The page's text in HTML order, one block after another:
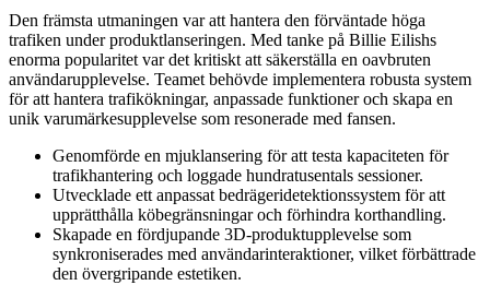
Den främsta utmaningen var att hantera den förväntade höga
trafiken under produktlanseringen. Med tanke på Billie Eilishs
enorma popularitet var det kritiskt att säkerställa en oavbruten
användarupplevelse. Teamet behövde implementera robusta system
för att hantera trafikökningar, anpassade funktioner och skapa en
unik varumärkesupplevelse som resonerade med fansen.
Genomförde en mjuklansering för att testa kapaciteten för
trafikhantering och loggade hundratusentals sessioner.
Utvecklade ett anpassat bedrägeridetektionssystem för att
upprätthålla köbegränsningar och förhindra korthandling.
Skapade en fördjupande 3D-produktupplevelse som
synkroniserades med användarinteraktioner, vilket förbättrade
den övergripande estetiken.